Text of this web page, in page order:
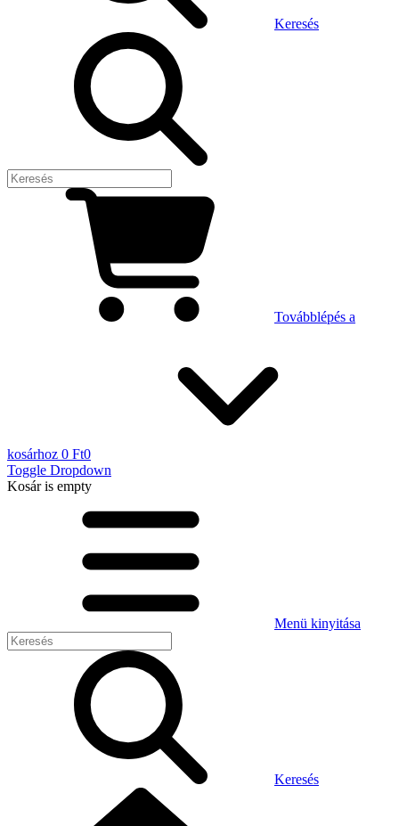
Keresés
Továbblépés a
kosárhoz 0 Ft0
Toggle Dropdown
Kosáris empty
Menü kinyitása
Keresés